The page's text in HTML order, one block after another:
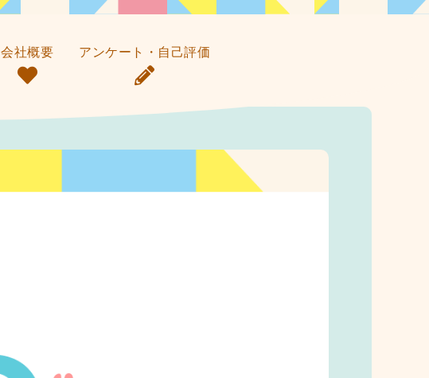
会社概要 アンケート・自己評価